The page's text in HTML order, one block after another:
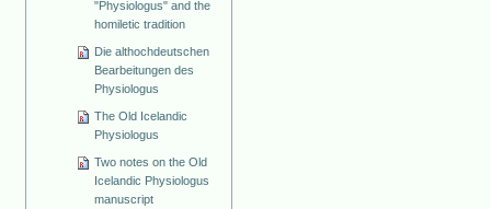
"Physiologus" and the
homiletic tradition
Die althochdeutschen
Bearbeitungen des
Physiologus
The Old Icelandic
Physiologus
Two notes on the Old
Icelandic Physiologus
manuscript